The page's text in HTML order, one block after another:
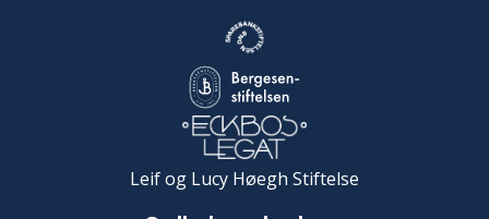
Leif og Lucy Høegh Stiftelse